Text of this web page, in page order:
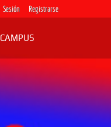
Sesión Registrarse
CAMPUS